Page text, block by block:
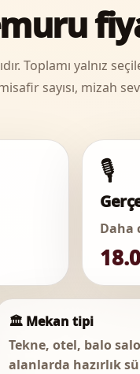
Toplamı yalnız
sayısı, mizah
🎙️
Daha
🏛️ Mekan tipi
Tekne, otel, balo
alanlarda hazırlık